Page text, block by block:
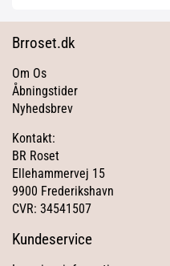
Brroset.dk
Om Os
Åbningstider
Nyhedsbrev
Kontakt:
BR Roset
Ellehammervej 15
9900 Frederikshavn
CVR: 34541507
Kundeservice